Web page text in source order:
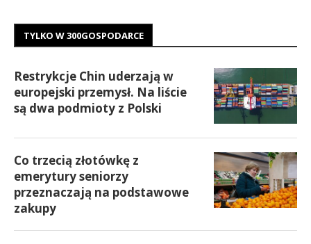
TYLKO W 300GOSPODARCE
Restrykcje Chin uderzają w
europejski przemysł. Na liście
są dwa podmioty z Polski
Co trzecią złotówkę z
emerytury seniorzy
przeznaczają na podstawowe
zakupy